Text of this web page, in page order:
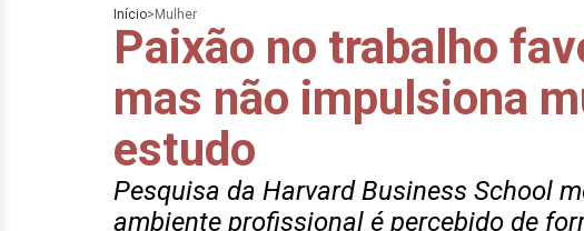
Início> Mulher
Paixão no trabalho
mas não impulsiona
estudo
Pesquisa da Harvard Business School
ambiente profissional é percebido de